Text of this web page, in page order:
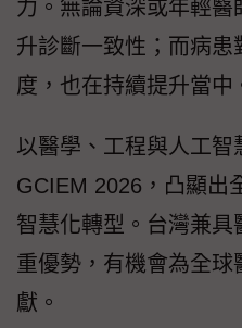
力。無論資深或年輕
升診斷一致性；而病患
度，也在持續提升當中
以醫學、工程與人工
GCIEM 2026，凸顯出
智慧化轉型。台灣兼
重優勢，有機會為全球
獻。